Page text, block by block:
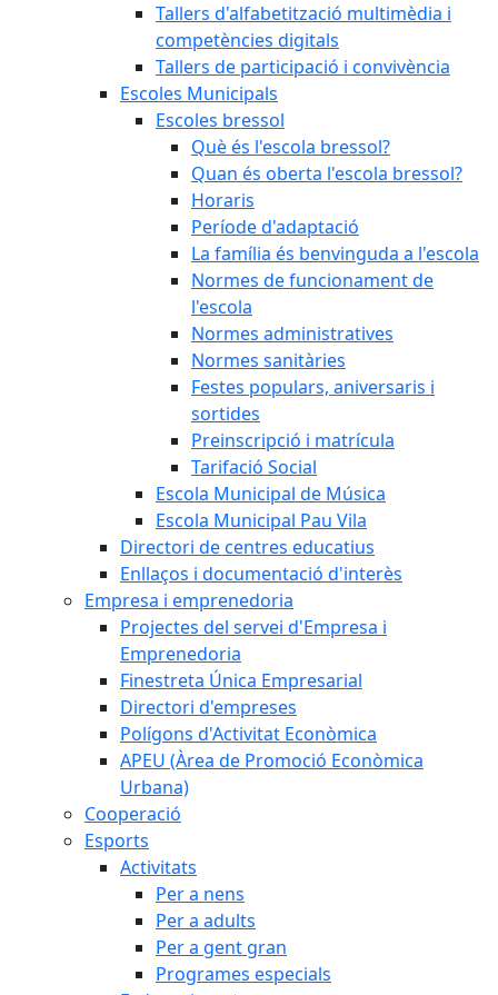
Tallers d'alfabetització multimèdia i
competències digitals
Tallers de participació i convivència
Escoles Municipals
Escoles bressol
Què és l'escola bressol?
Quan és oberta l'escola bressol?
Horaris
Període d'adaptació
La família és benvinguda a l'escola
Normes de funcionament de
l'escola
Normes administratives
Normes sanitàries
Festes populars, aniversaris i
sortides
Preinscripció i matrícula
Tarifació Social
Escola Municipal de Música
Escola Municipal Pau Vila
Directori de centres educatius
Enllaços i documentació d'interès
Empresa i emprenedoria
Projectes del servei d'Empresa i
Emprenedoria
Finestreta Única Empresarial
Directori d'empreses
Polígons d'Activitat Econòmica
APEU (Àrea de Promoció Econòmica
Urbana)
Cooperació
Esports
Activitats
Per a nens
Per a adults
Per a gent gran
Programes especials